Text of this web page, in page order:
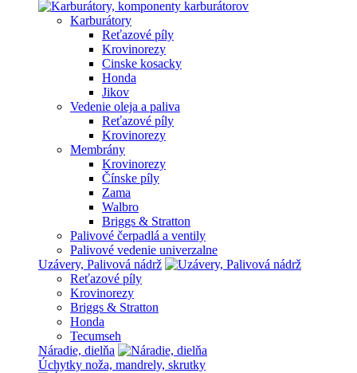
Karburátory
Reťazové píly
Krovinorezy
Cinske kosacky
Honda
Jikov
Vedenie oleja a paliva
Reťazové píly
Krovinorezy
Membrány
Krovinorezy
Čínske píly
Zama
Walbro
Briggs & Stratton
Palivové čerpadlá a ventily
Palivové vedenie univerzalne
Uzávery, Palivová nádrž
Reťazové píly
Krovinorezy
Briggs & Stratton
Honda
Tecumseh
Náradie, dielňa
Úchytky noža, mandrely, skrutky